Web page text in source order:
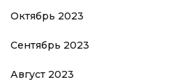
Октябрь 2023
Сентябрь 2023
Август 2023